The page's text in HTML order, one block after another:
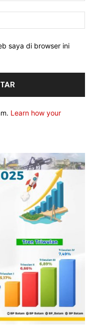
saya di browser ini
Learn how your